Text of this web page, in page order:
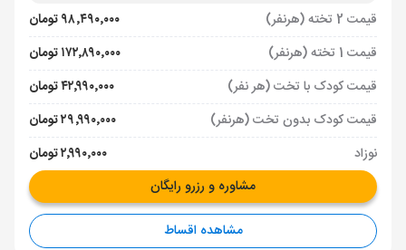
قیمت 2 تخته (هرنفر)
۹۸٬۴۹۰٬۰۰۰ تومان
قیمت 1 تخته (هرنفر)
۱۷۲٬۸۹۰٬۰۰۰ تومان
قیمت کودک با تخت (هر نفر)
۴۲٬۹۹۰٬۰۰۰ تومان
قیمت کودک بدون تخت (هرنفر)
۲۹٬۹۹۰٬۰۰۰ تومان
نوزاد
۲٬۹۹۰٬۰۰۰ تومان
مشاوره و رزرو رایگان
مشاهده اقساط